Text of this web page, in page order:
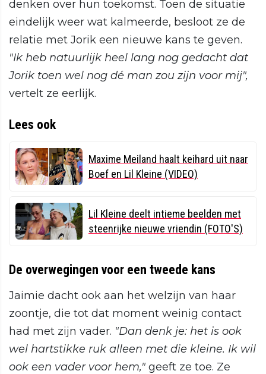
denken over hun toekomst. Toen de situatie
eindelijk weer wat kalmeerde, besloot ze de
relatie met Jorik een nieuwe kans te geven.
"Ik heb natuurlijk heel lang nog gedacht dat
Jorik toen wel nog dé man zou zijn voor mij",
vertelt ze eerlijk.
Lees ook
Maxime Meiland haalt keihard uit naar
Boef en Lil Kleine (VIDEO)
Lil Kleine deelt intieme beelden met
steenrijke nieuwe vriendin (FOTO'S)
De overwegingen voor een tweede kans
Jaimie dacht ook aan het welzijn van haar
zoontje, die tot dat moment weinig contact
had met zijn vader. "Dan denk je: het is ook
wel hartstikke ruk alleen met die kleine. Ik wil
ook een vader voor hem," geeft ze toe. Ze